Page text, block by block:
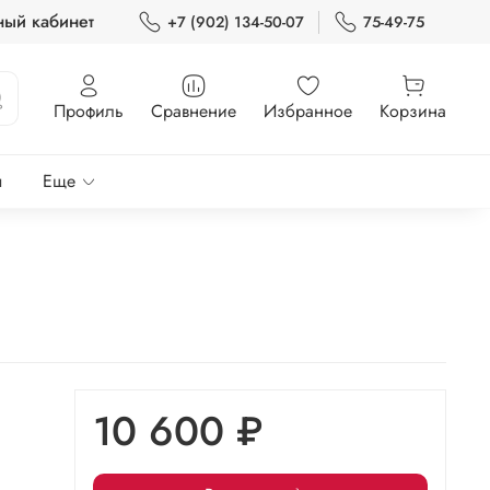
кабинет +7 (902) 134-50-07 75-49-75
Профиль Сравнение Избранное Корзина
Еще
10 600 ₽